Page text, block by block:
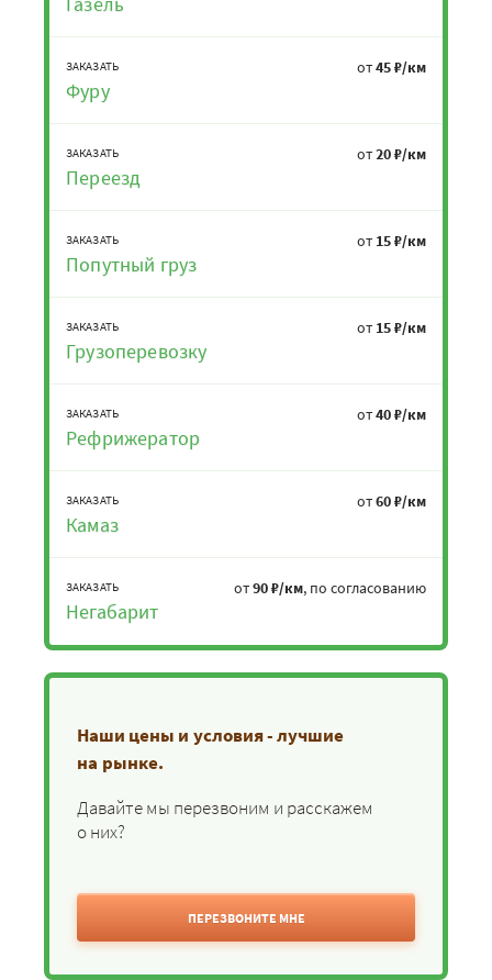
ЗАКАЗАТЬ
Фуру
от45 ₽/км
ЗАКАЗАТЬ
Переезд
от20 ₽/км
ЗАКАЗАТЬ
Попутный груз
от 15 ₽/км
ЗАКАЗАТЬ
Грузоперевозку
от 15 ₽/км
ЗАКАЗАТЬ
Рефрижератор
от40 ₽/км
ЗАКАЗАТЬ
Камаз
от60 ₽/км
ЗАКАЗАТЬ
Негабарит
от90 ₽/км, по согласованию
Наши цены и условия - лучшие
на рынке.
Давайте мы перезвоним и расскажем
о них?
ПЕРЕЗВОНИТЕ МНЕ